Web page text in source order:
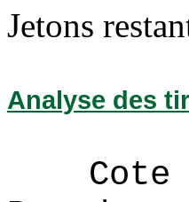
Jetons
Analyse des
Cote